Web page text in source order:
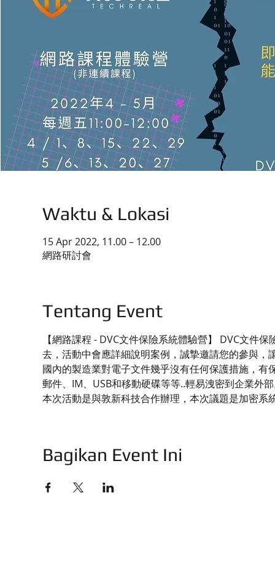
Waktu & Lokasi
15 Apr 2022, 11.00 – 12.00
網路研討會
Tentang Event
【網路課程 - DVC文件保險系統體驗營】 DVC文件
去，活動中會應詳細說明案例，誠摯邀請您的參與，
國內的製造業對電子文件幾乎沒有任何保護措施，
郵件、IM、USB和移動硬碟等等..輕易洩密到企業外
本次活動是與敦新科技合作辦理，本次議題是加密系
Bagikan Event Ini